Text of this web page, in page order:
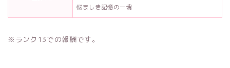
悩ましき記憶の一塊
※ランク13での報酬です。